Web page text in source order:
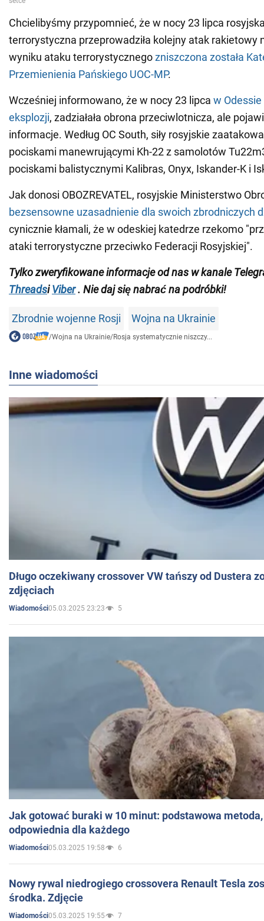
Chcielibyśmy przypomnieć, że w nocy 23 lipca
terrorystyczna przeprowadziła kolejny atak rakietowy
wyniku ataku terrorystycznegozniszczona została
Przemienienia Pańskiego UOC-MP.
Wcześniej informowano, że w nocy 23 lipca w Odessie
eksplozji, zadziałała obrona przeciwlotnicza, ale
informacje. Według OC South, siły rosyjskie
pociskami manewrującymi Kh-22 z samolotów
pociskami balistycznymi Kalibras, Onyx, Iskander-K i
Jak donosi OBOZREVATEL, rosyjskie Ministerstwo
bezsensowne uzasadnienie dla swoich zbrodniczych
cynicznie kłamali, że w odeskiej katedrze rzekomo
ataki terrorystyczne przeciwko Federacji Rosyjskiej".
Tylko zweryfikowane informacje od nas w kanale
Threadsi Viber. Nie daj się nabrać na podróbki!
Zbrodnie wojenne Rosji Wojna na Ukrainie
/Wojna na Ukrainie/Rosja systematycznie niszczy...
Inne wiadomości
Długo oczekiwany crossover VW tańszy od Dustera
zdjęciach
Wiadomości05.03.2025 23:23 5
Jak gotować buraki w 10 minut: podstawowa
odpowiednia dla każdego
Wiadomości05.03.2025 19:58 6
Nowy rywal niedrogiego crossovera Renault Tesla
środka. Zdjęcie
Wiadomości05.03.2025 19:55 7